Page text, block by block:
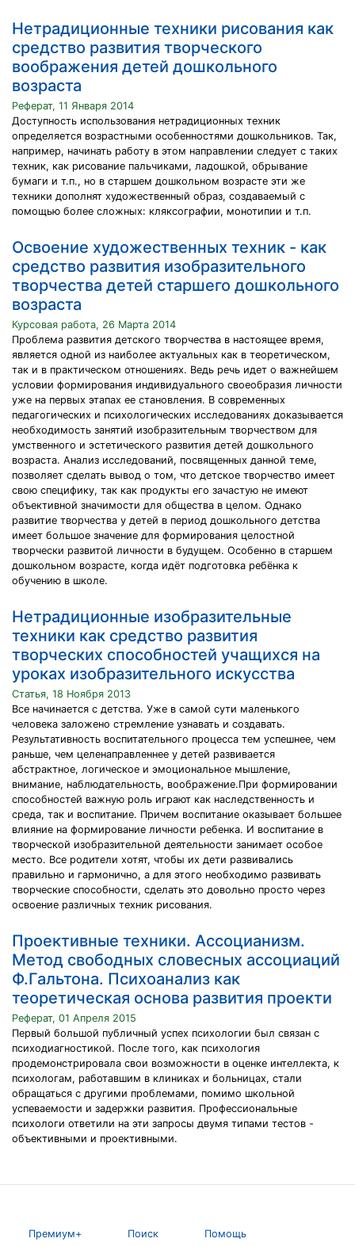
Нетрадиционные техники рисования как
средство развития творческого
воображения детей дошкольного
возраста
Реферат, 11 Января 2014
Доступность использования нетрадиционных техник
определяется возрастными особенностями дошкольников. Так,
например, начинать работу в этом направлении следует с таких
техник, как рисование пальчиками, ладошкой, обрывание
бумаги и т.п., но в старшем дошкольном возрасте эти же
техники дополнят художественный образ, создаваемый с
помощью более сложных: кляксографии, монотипии и т.п.
Освоение художественных техник - как
средство развития изобразительного
творчества детей старшего дошкольного
возраста
Курсовая работа, 26 Марта 2014
Проблема развития детского творчества в настоящее время,
является одной из наиболее актуальных как в теоретическом,
так и в практическом отношениях. Ведь речь идет о важнейшем
условии формирования индивидуального своеобразия личности
уже на первых этапах ее становления. В современных
педагогических и психологических исследованиях доказывается
необходимость занятий изобразительным творчеством для
умственного и эстетического развития детей дошкольного
возраста. Анализ исследований, посвященных данной теме,
позволяет сделать вывод о том, что детское творчество имеет
свою специфику, так как продукты его зачастую не имеют
объективной значимости для общества в целом. Однако
развитие творчества у детей в период дошкольного детства
имеет большое значение для формирования целостной
творчески развитой личности в будущем. Особенно в старшем
дошкольном возрасте, когда идёт подготовка ребёнка к
обучению в школе.
Нетрадиционные изобразительные
техники как средство развития
творческих способностей учащихся на
уроках изобразительного искусства
Статья, 18 Ноября 2013
Все начинается с детства. Уже в самой сути маленького
человека заложено стремление узнавать и создавать.
Результативность воспитательного процесса тем успешнее, чем
раньше, чем целенаправленнее у детей развивается
абстрактное, логическое и эмоциональное мышление,
внимание, наблюдательность, воображение.При формировании
способностей важную роль играют как наследственность и
среда, так и воспитание. Причем воспитание оказывает большее
влияние на формирование личности ребенка. И воспитание в
творческой изобразительной деятельности занимает особое
место. Все родители хотят, чтобы их дети развивались
правильно и гармонично, а для этого необходимо развивать
творческие способности, сделать это довольно просто через
освоение различных техник рисования.
Проективные техники. Ассоцианизм.
Метод свободных словесных ассоциаций
Ф.Гальтона. Психоанализ как
теоретическая основа развития проекти
Реферат, 01 Апреля 2015
Первый большой публичный успех психологии был связан с
психодиагностикой. После того, как психология
продемонстрировала свои возможности в оценке интеллекта, к
психологам, работавшим в клиниках и больницах, стали
обращаться с другими проблемами, помимо школьной
успеваемости и задержки развития. Профессиональные
психологи ответили на эти запросы двумя типами тестов -
объективными и проективными.
Премиум+ Поиск Помощь